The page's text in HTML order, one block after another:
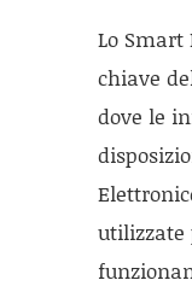
Lo Smart
chiave
dove le
utilizzate